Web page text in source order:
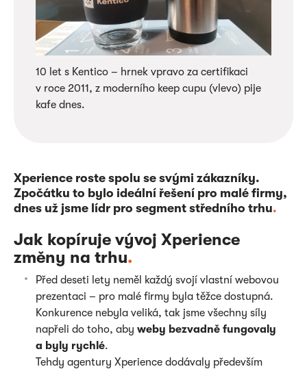
10 let s Kentico – hrnek vpravo za certifikaci
v roce 2011, z moderního keep cupu (vlevo) pije
kafe dnes.
Xperience roste spolu se svými zákazníky.
Zpočátku to bylo ideální řešení pro malé firmy,
dnes už jsme lídr pro segment středního trhu.
Jak kopíruje vývoj Xperience
změny na trhu.
Před deseti lety neměl každý svojí vlastní webovou
prezentaci – pro malé firmy byla těžce dostupná.
Konkurence nebyla veliká, tak jsme všechny síly
napřeli do toho, aby weby bezvadně fungovaly
a byly rychlé.
Tehdy agentury Xperience dodávaly především